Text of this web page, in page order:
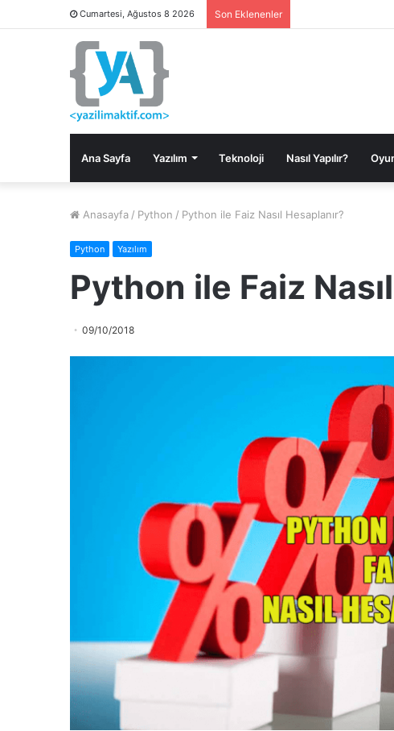
Cumartesi, Ağustos 8 2026 Son Eklenenler
Ana Sayfa Yazılım Teknoloji Nasıl Yapılır?
Anasayfa / Python / Python ile Faiz Nasıl Hesaplanır?
Python Yazılım
Python ile Faiz
09/10/2018